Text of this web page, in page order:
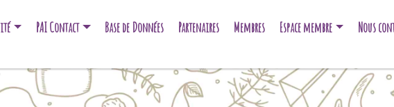
PAI Contact Base de Données Partenaires Membres Espace membre Nous